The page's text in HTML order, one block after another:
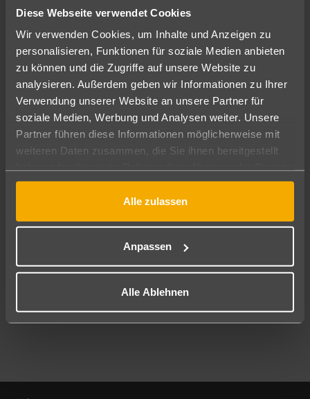
Diese Webseite verwendet Cookies
Wir verwenden Cookies, um Inhalte und Anzeigen zu
personalisieren, Funktionen für soziale Medien anbieten
zu können und die Zugriffe auf unsere Website zu
analysieren. Außerdem geben wir Informationen zu Ihrer
Verwendung unserer Website an unsere Partner für
soziale Medien, Werbung und Analysen weiter. Unsere
Partner führen diese Informationen möglicherweise mit
weiteren Daten zusammen, die Sie ihnen bereitgestellt
gesammelt haben.
Alle zulassen
Anpassen
Alle Ablehnen
Ändere die Kriterien nach deinen Wünschen
Pauschal Nur Hotel
Abflughafen
Alle Abflughäfen
08.08.26–06.08.27 7-21 Nächte
Mehr Filter anzeigen